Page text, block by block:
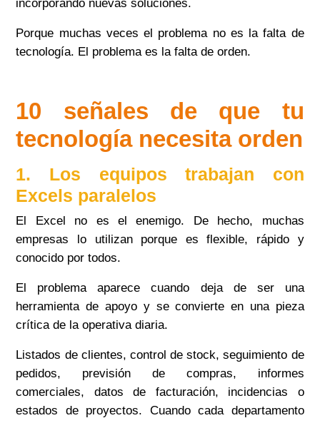
incorporando nuevas soluciones.
Porque muchas veces el problema no es la falta de
tecnología. El problema es la falta de orden.
10 señales de que tu
tecnología necesita orden
1. Los equipos trabajan con
Excels paralelos
El Excel no es el enemigo. De hecho, muchas
empresas lo utilizan porque es flexible, rápido y
conocido por todos.
El problema aparece cuando deja de ser una
herramienta de apoyo y se convierte en una pieza
crítica de la operativa diaria.
Listados de clientes, control de stock, seguimiento de
pedidos, previsión de compras, informes
comerciales, datos de facturación, incidencias o
estados de proyectos. Cuando cada departamento